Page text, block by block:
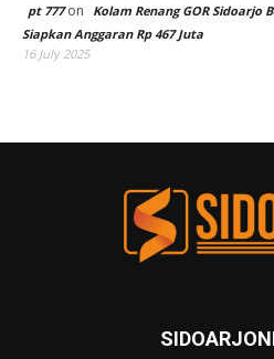
pt 777on
Kolam Renang GOR Sidoarjo
Siapkan Anggaran Rp 467 Juta
16 July 2025